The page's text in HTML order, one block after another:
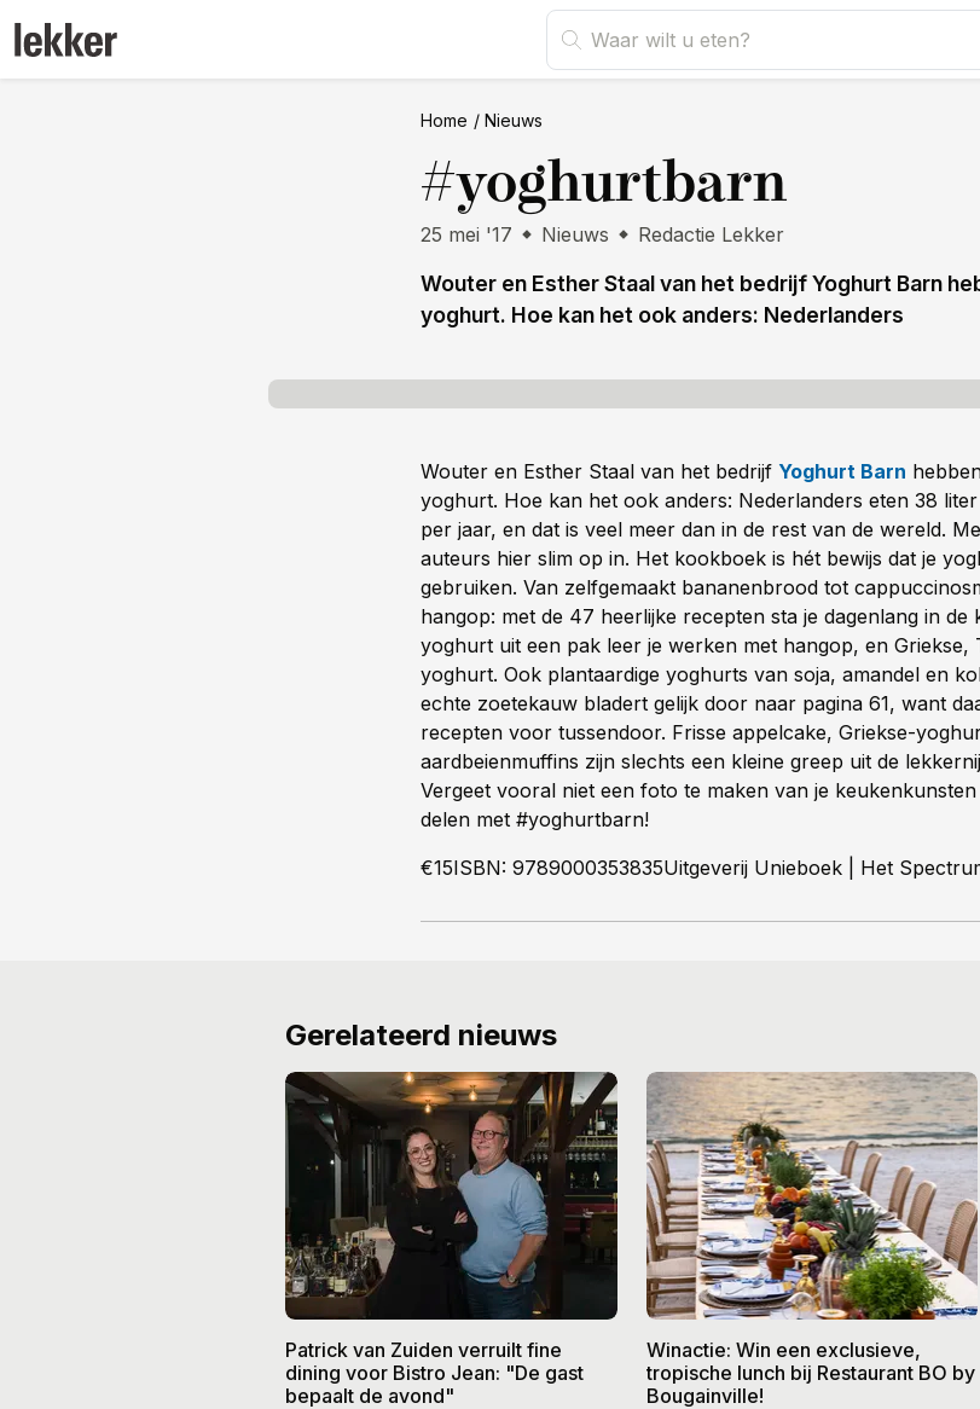
Home Nieuws
#yoghurtbarn
25 mei '17 Nieuws Redactie Lekker
Wouter en Esther Staal van het bedrijf Yoghurt Barn
yoghurt. Hoe kan het ook anders: Nederlanders
Wouter en Esther Staal van het bedrijf Yoghurt Barn
yoghurt. Hoe kan het ook anders: Nederlanders eten 38
per jaar, en dat is veel meer dan in de rest van de wereld.
auteurs hier slim op in. Het kookboek is hét bewijs dat je
gebruiken. Van zelfgemaakt bananenbrood tot
hangop: met de 47 heerlijke recepten sta je dagenlang in de
yoghurt uit een pak leer je werken met hangop, en Griekse,
yoghurt. Ook plantaardige yoghurts van soja, amandel en
echte zoetekauw bladert gelijk door naar pagina 61, want
recepten voor tussendoor. Frisse appelcake, Griekse-
aardbeienmuffins zijn slechts een kleine greep uit de
Vergeet vooral niet een foto te maken van je
delen met #yoghurtbarn!
€15ISBN: 9789000353835Uitgeverij Unieboek | Het
Gerelateerd nieuws
Patrick van Zuiden verruilt fine
dining voor Bistro Jean: "De gast
bepaalt de avond"
Winactie: Win een exclusieve,
tropische lunch bij Restaurant BO by
Bougainville!